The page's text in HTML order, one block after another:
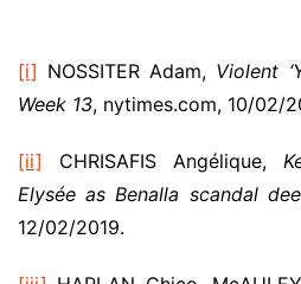
[i] NOSSITER Adam, Violent
Week 13, nytimes.com, 10/02/
[ii] CHRISAFIS Angélique,
Elysée as Benalla scandal
12/02/2019.